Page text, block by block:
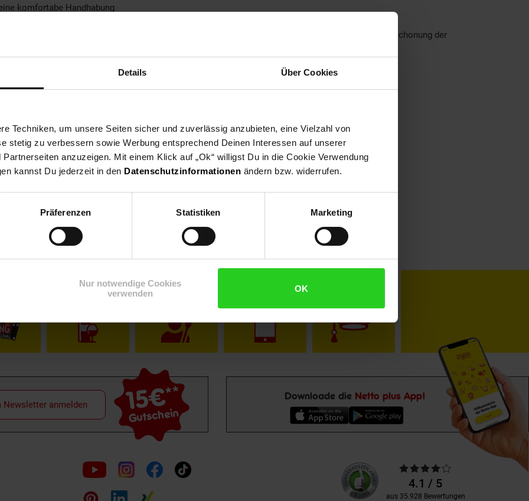
Details Über Cookies
Techniken, um unsere Seiten sicher und zuverlässig anzubieten, eine Vielzahl von
stetig zu verbessern sowie Werbung entsprechend Deinen Interessen auf unserer
anzuzeigen. Mit einem Klick auf „Ok“ willigst Du in die Cookie Verwendung
kannst Du jederzeit in den Datenschutzinformationen ändern bzw. widerrufen.
Präferenzen Statistiken Marketing
Nur notwendige Cookies
verwenden
OK
komfortabe Handhabung
(1/2-Zoll)-Vierkant
Stahl mit Kunststoff-Ummantelung, Größe 17, 19, 21 mm. Diese Radmutterneinsätze sind ideal zur Schonung der
Weinwelt Rezeptwelt
15€**
Gutschein
Newsletter anmelden
Downloade die Netto plus App!
Folge
uns
auf
Unsere
Kundenbewertungen
Durchschnittliche
Bewertungen4.1 / 5
aus 35.928 Bewertungen